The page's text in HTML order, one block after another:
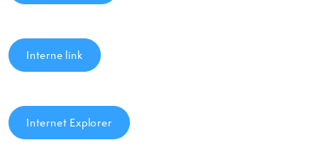
Interne link
Internet Explorer